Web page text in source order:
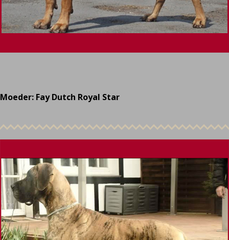
Moeder: Fay Dutch Royal Star